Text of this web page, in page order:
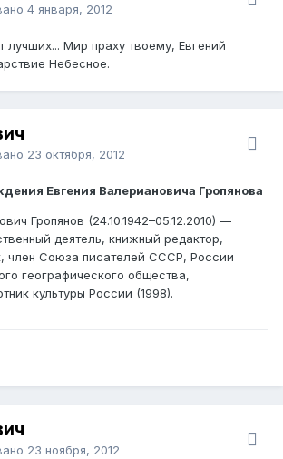
4 января, 2012
лучших... Мир праху твоему, Евгений
Небесное.
23 октября, 2012
Евгения Валериановича Гропянова
Гропянов (24.10.1942–05.12.2010) —
деятель, книжный редактор,
член Союза писателей СССР, России
географического общества,
культуры России (1998).
23 ноября, 2012